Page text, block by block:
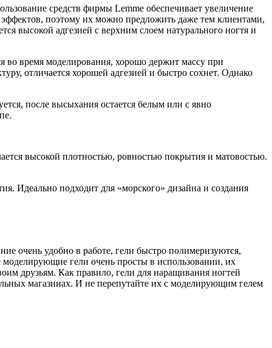
средств фирмы Lemme обеспечивает увеличение
поэтому их можно предложить даже тем клиентами,
высокой адгезией с верхним слоем натурального ногтя и
время моделирования, хорошо держит массу при
отличается хорошей адгезией и быстро сохнет. Однако
после высыхания остается белым или с явно
высокой плотностью, ровностью покрытия и матовостью.
Идеально подходит для «морского» дизайна и создания
очень удобно в работе, гели быстро полимеризуются,
моделирующие гели очень просты в использовании, их
друзьям. Как правило, гели для наращивания ногтей
магазинах. И не перепутайте их с моделирующим гелем